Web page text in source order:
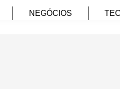
NEGÓCIOS